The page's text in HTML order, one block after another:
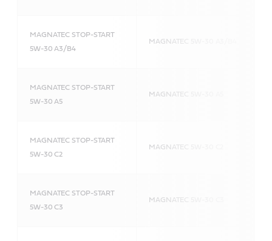
MAGNATEC STOP-START
5W-30 A3/B4
MAGNATEC 5W-30 A3/B4
MAGNATEC STOP-START
5W-30 A5
MAGNATEC 5W-30 A5
MAGNATEC STOP-START
5W-30 C2
MAGNATEC 5W-30 C2
MAGNATEC STOP-START
5W-30 C3
MAGNATEC 5W-30 C3